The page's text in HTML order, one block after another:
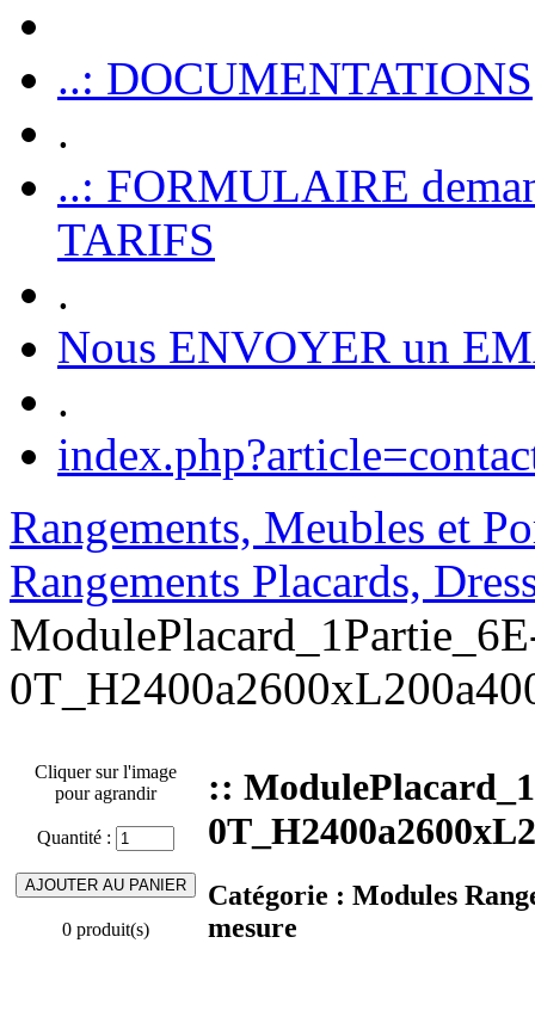
..: DOCUMENTATIONS
.
..: FORMULAIRE
TARIFS
.
Nous ENVOYER un
.
Rangements, Meubles et
Rangements Placards,
Cliquer sur l'image
pour agrandir
Quantité :
0 produit(s)
::
Catégorie : Modules
mesure